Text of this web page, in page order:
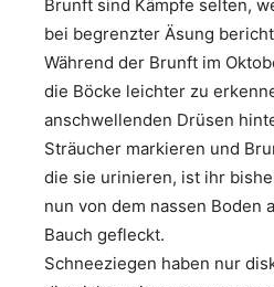
Brunft sind Kämpfe selten,
bei begrenzter Äsung
Während der Brunft im
die Böcke leichter zu
anschwellenden Drüsen
Sträucher markieren und
die sie urinieren, ist ihr
nun von dem nassen Boden
Bauch gefleckt.
Schneeziegen haben nur